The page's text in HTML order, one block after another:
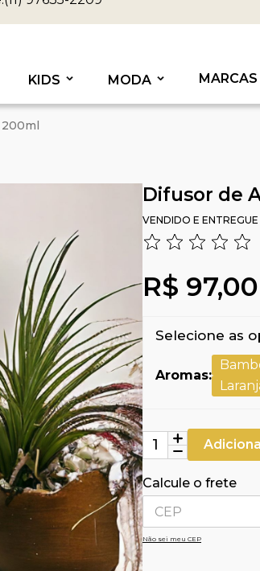
KIDS MODA MARCAS
200ml
Difusor de
VENDIDO E
R$ 97,00
Selecione as
Aromas:
Calcule o frete
Não sei meu CEP